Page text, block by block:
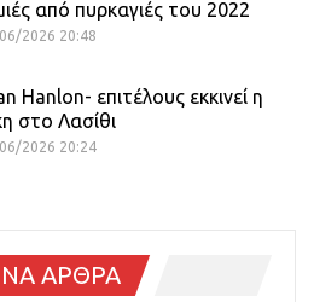
από πυρκαγιές του 2022
2026 20:48
Hanlon- επιτέλους εκκινεί η
στο Λασίθι
2026 20:24
ΑΡΘΡΑ